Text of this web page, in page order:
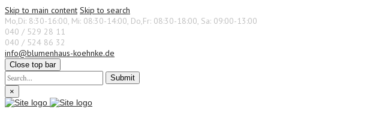
Skip to main content Skip to search
Mo,Di: 8:30-16:00, Mi: 08:30-14:00, Do,Fr: 08:30-18:00, Sa: 09:00-13:00
040 / 529 28 11
040 / 524 86 32
info@blumenhaus-koehnke.de
Close top bar
Submit
×